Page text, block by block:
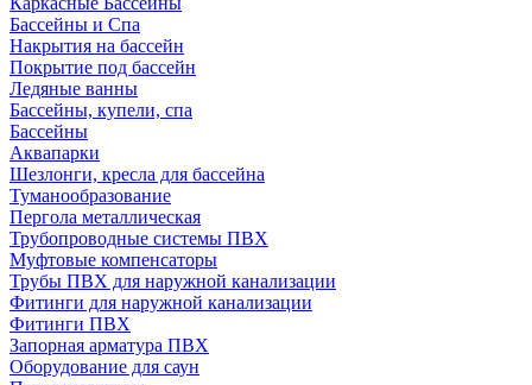
Бассейны и Спа
Накрытия на бассейн
Покрытие под бассейн
Ледяные ванны
Бассейны, купели, спа
Бассейны
Аквапарки
Шезлонги, кресла для бассейна
Туманообразование
Пергола металлическая
Трубопроводные системы ПВХ
Муфтовые компенсаторы
Трубы ПВХ для наружной канализации
Фитинги для наружной канализации
Фитинги ПВХ
Запорная арматура ПВХ
Оборудование для саун